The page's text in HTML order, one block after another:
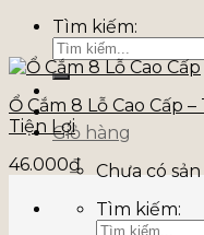
Tìm kiếm:
Giỏ hàng
Chưa có
Tìm kiếm:
Ổ Cắm 8 Lỗ Cao Cấp
Tiện Lợi
46.000₫